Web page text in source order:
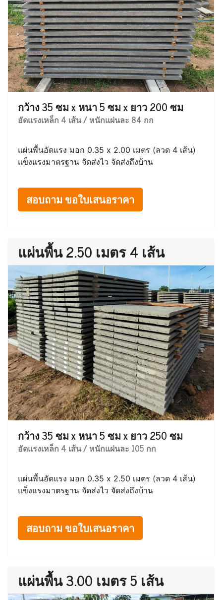
กว้าง 35 ซม x หนา 5 ซม x ยาว 200 ซม
อัดแรงเหล็ก 4 เส้น / หนักแผ่นละ 84 กก
แผ่นพื้นอัดแรง มอก 0.35 x 2.00 เมตร (ลวด 4 เส้น)
แข็งแรงมาตรฐาน จัดส่งไว จัดส่งถึงบ้าน
สอบถาม ขอใบเสนอราคา
แผ่นพื้น 2.50 เมตร 4 เส้น
กว้าง 35 ซม x หนา 5 ซม x ยาว 250 ซม
อัดแรงเหล็ก 4 เส้น / หนักแผ่นละ 105 กก
แผ่นพื้นอัดแรง มอก 0.35 x 2.50 เมตร (ลวด 4 เส้น)
แข็งแรงมาตรฐาน จัดส่งไว จัดส่งถึงบ้าน
สอบถาม ขอใบเสนอราคา
แผ่นพื้น 3.00 เมตร 5 เส้น